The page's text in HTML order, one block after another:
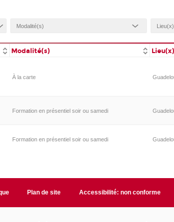
Modalité(s) Lieu(x)
À la carte
Formation en présentiel soir ou samedi
Formation en présentiel soir ou samedi
Plan de site Accessibilité: non conforme